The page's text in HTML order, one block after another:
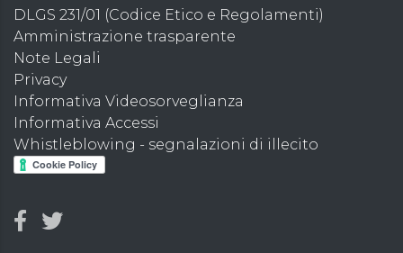
DLGS 231/01 (Codice Etico e Regolamenti)
Amministrazione trasparente
Note Legali
Privacy
Informativa Videosorveglianza
Informativa Accessi
Whistleblowing - segnalazioni di illecito